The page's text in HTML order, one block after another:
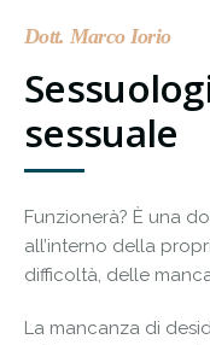
Dott. Marco Iorio
sessuale
Funzionerà? È una
all’interno della
difficoltà, delle
La mancanza di